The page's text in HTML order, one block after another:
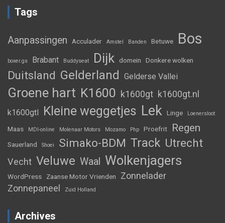
Tags
Aanpassingen Acculader Amstel Banden Betuwe Bos
boxer.gs Brabant Buddyseat Dijk domein Donkere wolken
Duitsland Gelderland Gelderse Vallei
Groene hart K1600 k1600gt k1600gt.nl
k1600gtl Kleine weggetjes Lek Linge Loenersloot
Maas MDI-online Molenaar Motors Mozamo Php Proefrit Regen
Sauerland Shoei Simako-BDM Track Utrecht
Vecht Veluwe Waal Wolkenjagers
WordPress Zaanse Motor Vrienden
Zonnelader
Zonnepaneel
Zuid Holland
Archives